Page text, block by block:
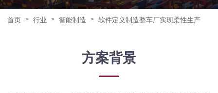
首页 > 行业 > 智能制造 > 软件定义制造整车厂实现柔性生产
方案背景